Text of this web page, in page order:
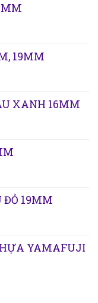
19MM
XANH 16MM
ĐỎ 19MM
YAMAFUJI